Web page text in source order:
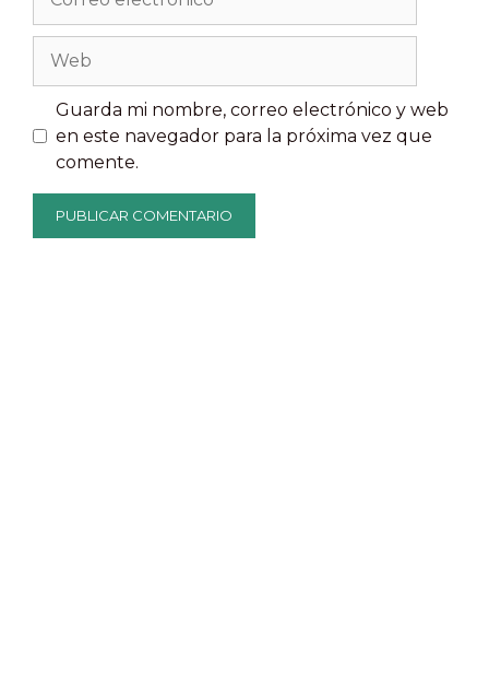
electrónico
Guarda mi nombre, correo electrónico y web
en este navegador para la próxima vez que
comente.